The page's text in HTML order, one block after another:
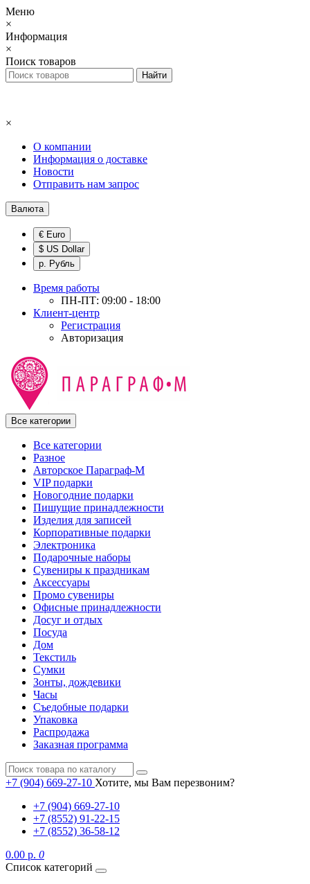
Меню
×
Информация
×
Поиск товаров
×
О компании
Информация о доставке
Новости
Отправить нам запрос
Валюта
€ Euro
$ US Dollar
р. Рубль
Время работы
ПН-ПТ: 09:00 - 18:00
Клиент-центр
Регистрация
Авторизация
Все категории
Все категории
Разное
Авторское Параграф-М
VIP подарки
Новогодние подарки
Пишущие принадлежности
Изделия для записей
Корпоративные подарки
Электроника
Подарочные наборы
Сувениры к праздникам
Аксессуары
Промо сувениры
Офисные принадлежности
Досуг и отдых
Посуда
Дом
Текстиль
Сумки
Зонты, дождевики
Часы
Съедобные подарки
Упаковка
Распродажа
Заказная программа
+7 (904) 669-27-10 Хотите, мы Вам перезвоним?
+7 (904) 669-27-10
+7 (8552) 91-22-15
+7 (8552) 36-58-12
0.00 р. 0
Список категорий